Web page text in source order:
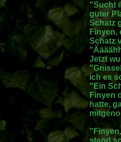
"Sucht
guter
Schatz
Finyen,
Schatz
Jetzt
ich es
"Ein
Finyen
hatte,
stand